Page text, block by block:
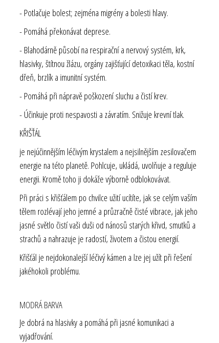
- Potlačuje bolest; zejména migrény a bolesti hlavy.
- Pomáhá překonávat deprese.
- Blahodárně působí na respirační a nervový systém, krk,
hlasivky, štítnou žlázu, orgány zajišťující detoxikaci těla, kostní
dřeň, brzlík a imunitní systém.
- Pomáhá při nápravě poškození sluchu a čistí krev.
- Účinkuje proti nespavosti a závratím. Snižuje krevní tlak.
KŘIŠŤÁL
je nejúčinnějším léčivým krystalem a nejsilnějším zesilovačem
energie na této planetě. Pohlcuje, ukládá, uvolňuje a reguluje
energii. Kromě toho ji dokáže výborně odblokovávat.
Při práci s křišťálem po chvilce užití ucítíte, jak se celým vaším
tělem rozlévají jeho jemné a průzračně čisté vibrace, jak jeho
jasné světlo čistí vaši duši od nánosů starých křivd, smutků a
strachů a nahrazuje je radostí, životem a čistou energií.
Křišťál je nejdokonalejší léčivý kámen a lze jej užít při řešení
jakéhokoli problému.
MODRÁ BARVA
Je dobrá na hlasivky a pomáhá při jasné komunikaci a
vyjadřování.